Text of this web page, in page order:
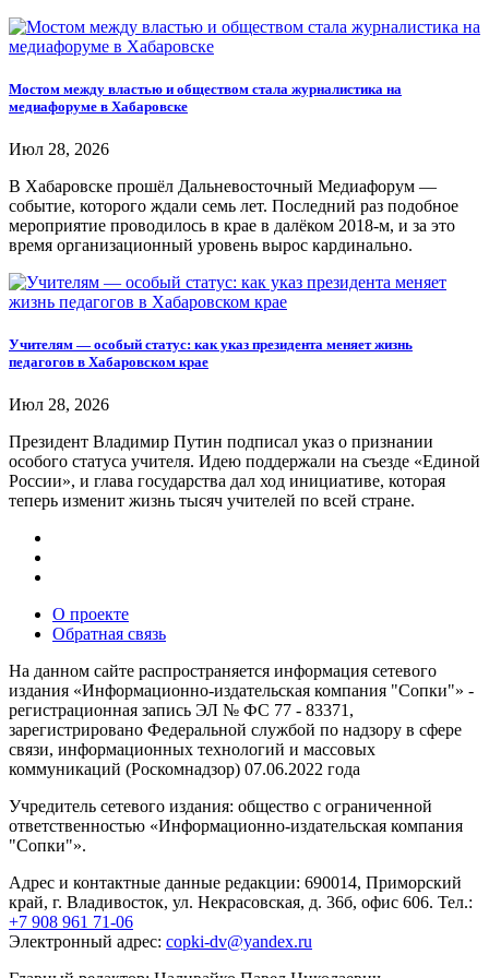
Мостом между властью и обществом стала журналистика на
медиафоруме в Хабаровске
Июл 28, 2026
В Хабаровске прошёл Дальневосточный Медиафорум —
событие, которого ждали семь лет. Последний раз подобное
мероприятие проводилось в крае в далёком 2018-м, и за это
время организационный уровень вырос кардинально.
Учителям — особый статус: как указ президента меняет жизнь
педагогов в Хабаровском крае
Июл 28, 2026
Президент Владимир Путин подписал указ о признании
особого статуса учителя. Идею поддержали на съезде «Единой
России», и глава государства дал ход инициативе, которая
теперь изменит жизнь тысяч учителей по всей стране.
О проекте
Обратная связь
На данном сайте распространяется информация сетевого
издания «Информационно-издательская компания "Сопки"» -
регистрационная запись ЭЛ № ФС 77 - 83371,
зарегистрировано Федеральной службой по надзору в сфере
связи, информационных технологий и массовых
коммуникаций (Роскомнадзор) 07.06.2022 года
Учредитель сетевого издания: общество с ограниченной
ответственностью «Информационно-издательская компания
"Сопки"».
Адрес и контактные данные редакции: 690014, Приморский
край, г. Владивосток, ул. Некрасовская, д. 36б, офис 606. Тел.:
+7 908 961 71-06
Электронный адрес: copki-dv@yandex.ru